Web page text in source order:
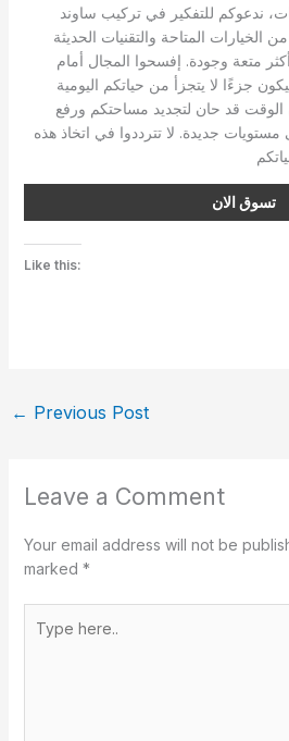
ندعوكم للتفكير في تركيب ساوند
المتاحة والتقنيات الحديثة
متعة وجودة. إفسحوا المجال أمام
جزءًا لا يتجزأ من حياتكم اليومية
الوقت قد حان لتجديد مساحتكم ورفع
مستويات جديدة. لا تترددوا في اتخاذ هذه
تسوق الان
Like this:
← Previous Post
Leave a Comment
Your email address will not be
marked *
here..